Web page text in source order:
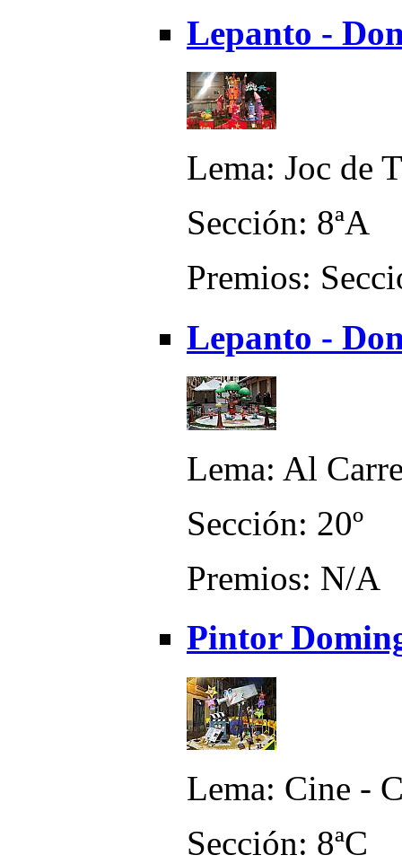
Lepanto -
Lema: Joc de
Sección: 8ªA
Premios:
Lepanto -
Lema: Al
Sección: 20º
Premios: N/A
Pintor
Lema: Cine -
Sección: 8ªC